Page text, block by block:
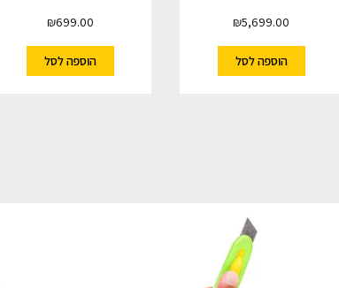
₪5,699.00
הוספה לסל
₪699.00
הוספה לסל